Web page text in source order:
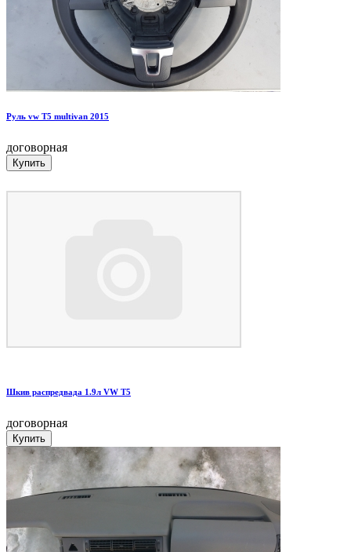
Руль vw T5 multivan 2015
договорная
Шкив распредвада 1.9л VW T5
договорная